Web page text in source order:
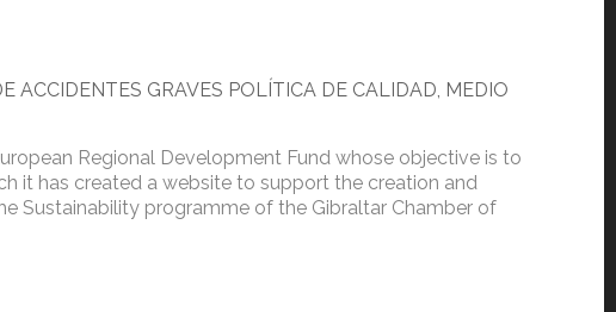
ACCIDENTES GRAVES POLÍTICA DE CALIDAD, MEDIO
Regional Development Fund whose objective is to
it has created a website to support the creation and
Sustainability programme of the Gibraltar Chamber of